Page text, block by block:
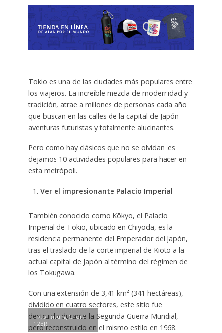
Tokio es una de las ciudades más populares entre
los viajeros. La increíble mezcla de modernidad y
tradición, atrae a millones de personas cada año
que buscan en las calles de la capital de Japón
aventuras futuristas y totalmente alucinantes.
Pero como hay clásicos que no se olvidan les
dejamos 10 actividades populares para hacer en
esta metrópoli.
Ver el impresionante Palacio Imperial
También conocido como Kōkyo, el Palacio
Imperial de Tokio, ubicado en Chiyoda, es la
residencia permanente del Emperador del Japón,
tras el traslado de la corte imperial de Kioto a la
actual capital de Japón al término del régimen de
los Tokugawa.
Con una extensión de 3,41 km² (341 hectáreas),
dividido en cuatro sectores, este sitio fue
destruido durante la Segunda Guerra Mundial,
pero reconstruido en el mismo estilo en 1968.
Foto: Insung Choi /
123RF